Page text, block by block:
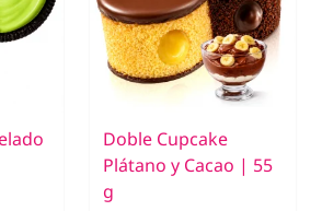
Doble Cupcake
Plátano y Cacao | 55
g